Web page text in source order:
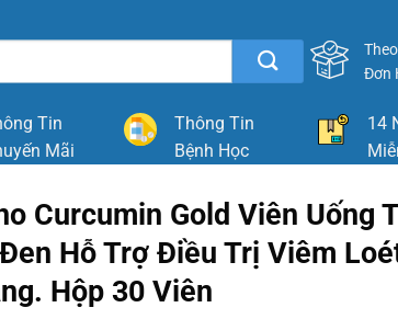
Đơn
Tin
Mãi
Thông Tin
Bệnh Học
14
Curcumin Gold Viên Uống
Hỗ Trợ Điều Trị Viêm
Hộp 30 Viên